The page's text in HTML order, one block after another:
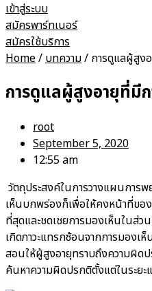
เข้าสู่ระบบ
สมัครพาร์ทเนอร์
สมัครใช้บริการ
Home/บทความ/ การดูแลผู้สูง
การดูแลผู้สูงอายุที่มี
root
September 5, 2020
12:55 am
วัตถุประสงค์ในการวางแผนการ
เห็นบกพร่องก็เพื่อให้คงหน้าที่ขอ
ที่สุดและชดเชยการมองเห็นในส่ว
เกิดภาวะแทรกซ้อนจากการมองเ
สอนให้ผู้สูงอายุทราบถึงความผิด
ค้นหาความผิดปรกติตั้งแต่ในระยะ